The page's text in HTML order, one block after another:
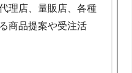
理店、量販店、各種
商品提案や受注活